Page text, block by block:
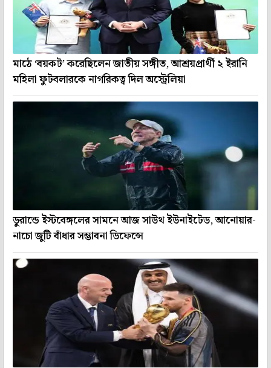
মাঠে ‘বয়কট’ করেছিলেন জাতীয় সঙ্গীত, আশ্রয়প্রার্থী ২ ইরানি
মহিলা ফুটবলারকে নাগরিকত্ব দিল অস্ট্রেলিয়া
ডুরান্ডে ইস্টবেঙ্গলের সামনে আজ সাউথ ইউনাইটেড, আনোয়ার-
নাচো জুটি বাঁধার সম্ভাবনা ডিফেন্সে